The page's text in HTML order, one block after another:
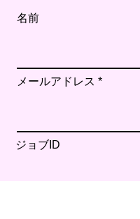
名前
メールアドレス
ジョブID